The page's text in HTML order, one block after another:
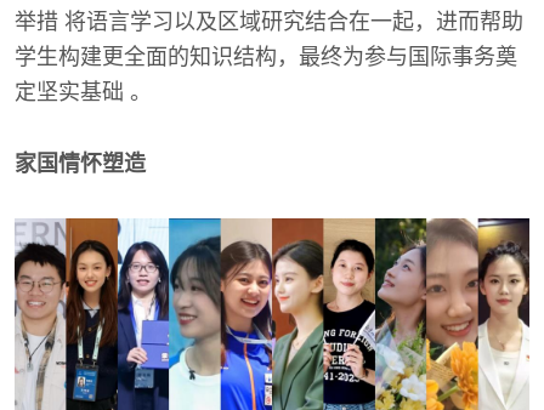
举措 将语言学习以及区域研究结合在一起，进而帮助
学生构建更全面的知识结构，最终为参与国际事务奠
定坚实基础 。
家国情怀塑造